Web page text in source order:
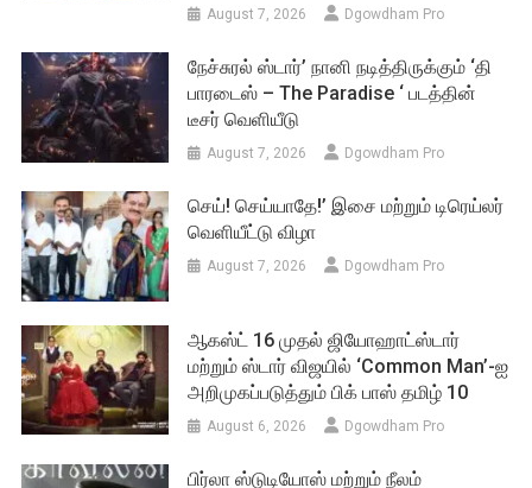
August 7, 2026 Dgowdham Pro
நேச்சுரல் ஸ்டார்’ நானி நடித்திருக்கும் ‘தி
பாரடைஸ் – The Paradise ‘ படத்தின்
டீசர் வெளியீடு
August 7, 2026 Dgowdham Pro
செய்! செய்யாதே!’ இசை மற்றும் டிரெய்லர்
வெளியீட்டு விழா
August 7, 2026 Dgowdham Pro
ஆகஸ்ட் 16 முதல் ஜியோஹாட்ஸ்டார்
மற்றும் ஸ்டார் விஜயில் ‘Common Man’-ஐ
அறிமுகப்படுத்தும் பிக் பாஸ் தமிழ் 10
August 6, 2026 Dgowdham Pro
பிர்லா ஸ்டுடியோஸ் மற்றும் நீலம்